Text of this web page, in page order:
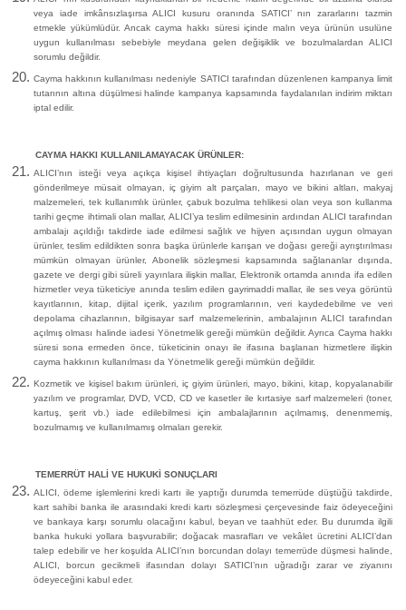
veya iade imkânsızlaşırsa ALICI kusuru oranında SATICI’ nın zararlarını tazmin
etmekle yükümlüdür. Ancak cayma hakkı süresi içinde malın veya ürünün usulüne
uygun kullanılması sebebiyle meydana gelen değişiklik ve bozulmalardan ALICI
sorumlu değildir.
Cayma hakkının kullanılması nedeniyle SATICI tarafından düzenlenen kampanya limit
tutarının altına düşülmesi halinde kampanya kapsamında faydalanılan indirim miktarı
iptal edilir.
CAYMA HAKKI KULLANILAMAYACAK ÜRÜNLER:
ALICI’nın isteği veya açıkça kişisel ihtiyaçları doğrultusunda hazırlanan ve geri
gönderilmeye müsait olmayan, iç giyim alt parçaları, mayo ve bikini altları, makyaj
malzemeleri, tek kullanımlık ürünler, çabuk bozulma tehlikesi olan veya son kullanma
tarihi geçme ihtimali olan mallar, ALICI’ya teslim edilmesinin ardından ALICI tarafından
ambalajı açıldığı takdirde iade edilmesi sağlık ve hijyen açısından uygun olmayan
ürünler, teslim edildikten sonra başka ürünlerle karışan ve doğası gereği ayrıştırılması
mümkün olmayan ürünler, Abonelik sözleşmesi kapsamında sağlananlar dışında,
gazete ve dergi gibi süreli yayınlara ilişkin mallar, Elektronik ortamda anında ifa edilen
hizmetler veya tüketiciye anında teslim edilen gayrimaddi mallar, ile ses veya görüntü
kayıtlarının, kitap, dijital içerik, yazılım programlarının, veri kaydedebilme ve veri
depolama cihazlarının, bilgisayar sarf malzemelerinin, ambalajının ALICI tarafından
açılmış olması halinde iadesi Yönetmelik gereği mümkün değildir. Ayrıca Cayma hakkı
süresi sona ermeden önce, tüketicinin onayı ile ifasına başlanan hizmetlere ilişkin
cayma hakkının kullanılması da Yönetmelik gereği mümkün değildir.
Kozmetik ve kişisel bakım ürünleri, iç giyim ürünleri, mayo, bikini, kitap, kopyalanabilir
yazılım ve programlar, DVD, VCD, CD ve kasetler ile kırtasiye sarf malzemeleri (toner,
kartuş, şerit vb.) iade edilebilmesi için ambalajlarının açılmamış, denenmemiş,
bozulmamış ve kullanılmamış olmaları gerekir.
TEMERRÜT HALİ VE HUKUKİ SONUÇLARI
ALICI, ödeme işlemlerini kredi kartı ile yaptığı durumda temerrüde düştüğü takdirde,
kart sahibi banka ile arasındaki kredi kartı sözleşmesi çerçevesinde faiz ödeyeceğini
ve bankaya karşı sorumlu olacağını kabul, beyan ve taahhüt eder. Bu durumda ilgili
banka hukuki yollara başvurabilir; doğacak masrafları ve vekâlet ücretini ALICI’dan
talep edebilir ve her koşulda ALICI’nın borcundan dolayı temerrüde düşmesi halinde,
ALICI, borcun gecikmeli ifasından dolayı SATICI’nın uğradığı zarar ve ziyanını
ödeyeceğini kabul eder.